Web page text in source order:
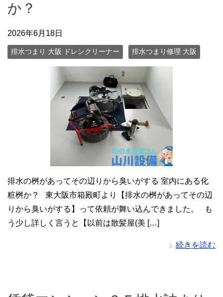
か？
2026年6月18日
排水つまり 大阪 ドレンクリーナー 排水つまり修理 大阪
排水の桝があってその辺りから臭いがする 室内にある化
粧桝か？ 東大阪市箱殿町より【排水の桝があってその辺
りから臭いがする】って依頼が舞い込んできました。 も
う少し詳しく言うと【以前は散髪屋(美 […]
続きを読む